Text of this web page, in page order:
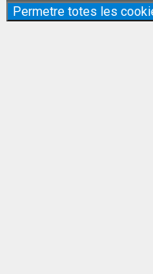
Permetre totes les